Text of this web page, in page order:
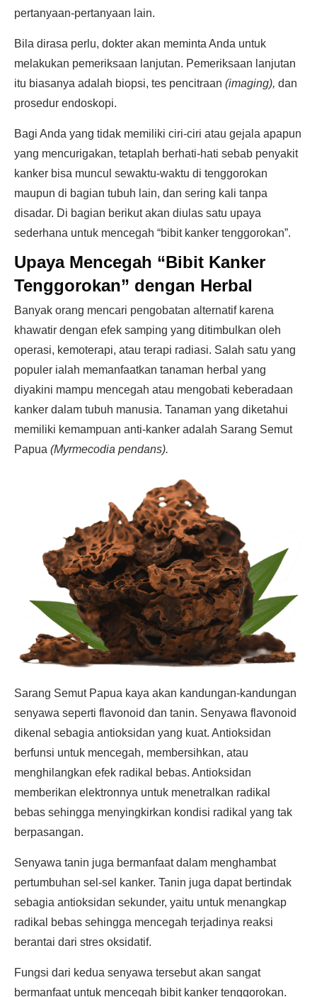
pertanyaan-pertanyaan lain.
Bila dirasa perlu, dokter akan meminta Anda untuk
melakukan pemeriksaan lanjutan. Pemeriksaan lanjutan
itu biasanya adalah biopsi, tes pencitraan (imaging), dan
prosedur endoskopi.
Bagi Anda yang tidak memiliki ciri-ciri atau gejala apapun
yang mencurigakan, tetaplah berhati-hati sebab penyakit
kanker bisa muncul sewaktu-waktu di tenggorokan
maupun di bagian tubuh lain, dan sering kali tanpa
disadar. Di bagian berikut akan diulas satu upaya
sederhana untuk mencegah “bibit kanker tenggorokan”.
Upaya Mencegah “Bibit Kanker
Tenggorokan” dengan Herbal
Banyak orang mencari pengobatan alternatif karena
khawatir dengan efek samping yang ditimbulkan oleh
operasi, kemoterapi, atau terapi radiasi. Salah satu yang
populer ialah memanfaatkan tanaman herbal yang
diyakini mampu mencegah atau mengobati keberadaan
kanker dalam tubuh manusia. Tanaman yang diketahui
memiliki kemampuan anti-kanker adalah Sarang Semut
Papua (Myrmecodia pendans).
Sarang Semut Papua kaya akan kandungan-kandungan
senyawa seperti flavonoid dan tanin. Senyawa flavonoid
dikenal sebagia antioksidan yang kuat. Antioksidan
berfunsi untuk mencegah, membersihkan, atau
menghilangkan efek radikal bebas. Antioksidan
memberikan elektronnya untuk menetralkan radikal
bebas sehingga menyingkirkan kondisi radikal yang tak
berpasangan.
Senyawa tanin juga bermanfaat dalam menghambat
pertumbuhan sel-sel kanker. Tanin juga dapat bertindak
sebagia antioksidan sekunder, yaitu untuk menangkap
radikal bebas sehingga mencegah terjadinya reaksi
berantai dari stres oksidatif.
Fungsi dari kedua senyawa tersebut akan sangat
bermanfaat untuk mencegah bibit kanker tenggorokan.